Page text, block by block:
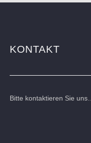
KONTAKT
Bitte kontaktieren Sie uns…